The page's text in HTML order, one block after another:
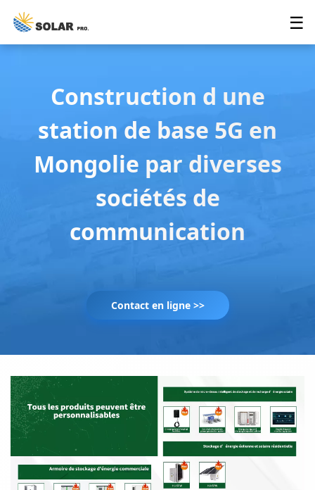
☰
Construction d une
station de base 5G en
Mongolie par diverses
sociétés de
communication
Contact en ligne >>